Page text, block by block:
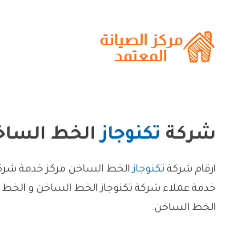
شركة تكنوجازالخط
ارقام شركة تكنوجازالخط الساخن مركز خدمة
خدمة عملاء شركة تكنوجاز الخط الساخن و
الخط الساخن.